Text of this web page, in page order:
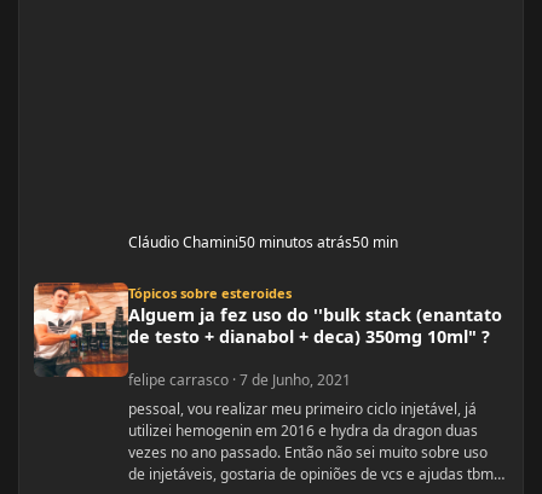
Cláudio Chamini50 minutos atrás50 min
Tópicos sobre esteroides
Alguem ja fez uso do ''bulk stack (enantato
de testo + dianabol + deca) 350mg 10ml" ?
felipe carrasco ·7 de Junho, 2021
pessoal, vou realizar meu primeiro ciclo injetável, já
utilizei hemogenin em 2016 e hydra da dragon duas
vezes no ano passado. Então não sei muito sobre uso
de injetáveis, gostaria de opiniões de vcs e ajudas tbm